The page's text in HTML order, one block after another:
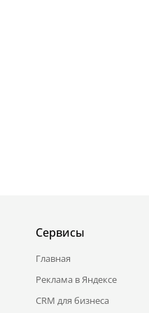
Сервисы
Главная
Реклама в Яндексе
CRM для бизнеса